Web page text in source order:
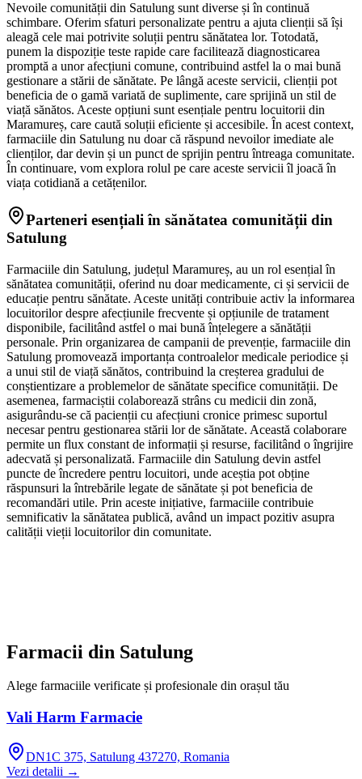
Nevoile comunității din Satulung sunt diverse și în continuă
schimbare. Oferim sfaturi personalizate pentru a ajuta clienții să își
aleagă cele mai potrivite soluții pentru sănătatea lor. Totodată,
punem la dispoziție teste rapide care facilitează diagnosticarea
promptă a unor afecțiuni comune, contribuind astfel la o mai bună
gestionare a stării de sănătate. Pe lângă aceste servicii, clienții pot
beneficia de o gamă variată de suplimente, care sprijină un stil de
viață sănătos. Aceste opțiuni sunt esențiale pentru locuitorii din
Maramureș, care caută soluții eficiente și accesibile. În acest context,
farmaciile din Satulung nu doar că răspund nevoilor imediate ale
clienților, dar devin și un punct de sprijin pentru întreaga comunitate.
În continuare, vom explora rolul pe care aceste servicii îl joacă în
viața cotidiană a cetățenilor.
Parteneri esențiali în sănătatea comunității din
Satulung
Farmaciile din Satulung, județul Maramureș, au un rol esențial în
sănătatea comunității, oferind nu doar medicamente, ci și servicii de
educație pentru sănătate. Aceste unități contribuie activ la informarea
locuitorilor despre afecțiunile frecvente și opțiunile de tratament
disponibile, facilitând astfel o mai bună înțelegere a sănătății
personale. Prin organizarea de campanii de prevenție, farmaciile din
Satulung promovează importanța controalelor medicale periodice și
a unui stil de viață sănătos, contribuind la creșterea gradului de
conștientizare a problemelor de sănătate specifice comunității. De
asemenea, farmaciștii colaborează strâns cu medicii din zonă,
asigurându-se că pacienții cu afecțiuni cronice primesc suportul
necesar pentru gestionarea stării lor de sănătate. Această colaborare
permite un flux constant de informații și resurse, facilitând o îngrijire
adecvată și personalizată. Farmaciile din Satulung devin astfel
puncte de încredere pentru locuitori, unde aceștia pot obține
răspunsuri la întrebările legate de sănătate și pot beneficia de
recomandări utile. Prin aceste inițiative, farmaciile contribuie
semnificativ la sănătatea publică, având un impact pozitiv asupra
calității vieții locuitorilor din comunitate.
Farmacii din Satulung
Alege farmaciile verificate și profesionale din orașul tău
Vali Harm Farmacie
DN1C 375, Satulung 437270, Romania
Vezi detalii →